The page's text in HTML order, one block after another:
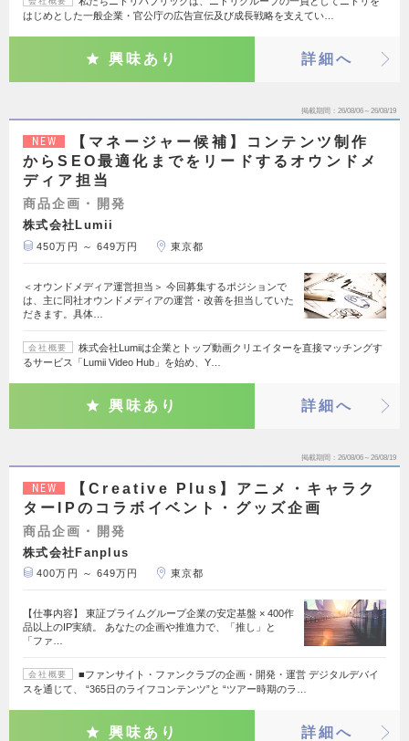
はじめとした一般企業・官公庁の広告宣伝及び成長戦略を支えてい…
興味あり 詳細へ
掲載期間 26/08/06～26/08/19
NEW
【マネージャー候補】コンテンツ制作
からSEO最適化までをリードするオウンドメ
ディア担当
商品企画・開発
株式会社Lumii
450万円 ～ 649万円 東京都
＜オウンドメディア運営担当＞ 今回募集するポジションで
は、主に同社オウンドメディアの運営・改善を担当していた
だきます。具体…
会社概要
株式会社Lumiiは企業とトップ動画クリエイターを直接マッチングす
るサービス「Lumii Video Hub」を始め、Y…
興味あり 詳細へ
掲載期間 26/08/06～26/08/19
NEW
【Creative Plus】アニメ・キャラク
ターIPのコラボイベント・グッズ企画
商品企画・開発
株式会社Fanplus
400万円 ～ 649万円 東京都
【仕事内容】 東証プライムグループ企業の安定基盤 × 400作
品以上のIP実績。 あなたの企画や推進力で、「推し」と
「ファ…
会社概要
■ファンサイト・ファンクラブの企画・開発・運営 デジタルデバイ
スを通じて、 “365日のライフコンテンツ”と “ツアー時期のラ…
興味あり 詳細へ